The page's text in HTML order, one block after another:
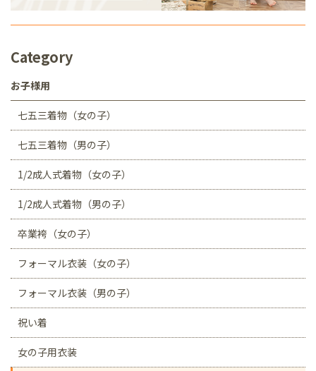
Category
お子様用
七五三着物（女の子）
七五三着物（男の子）
1/2成人式着物（女の子）
1/2成人式着物（男の子）
卒業袴（女の子）
フォーマル衣装（女の子）
フォーマル衣装（男の子）
祝い着
女の子用衣装